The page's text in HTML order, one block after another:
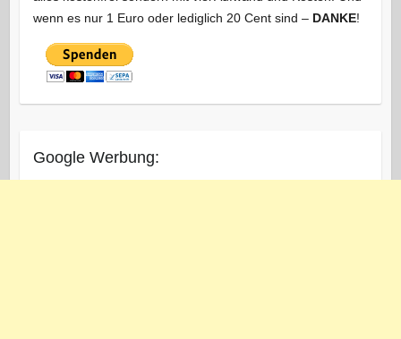
wenn es nur 1 Euro oder lediglich 20 Cent sind – DANKE!
Google Werbung: